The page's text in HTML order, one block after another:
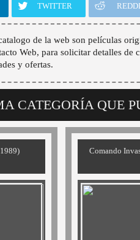
TWITTER
de la web son películas
Web, para solicitar detalles de
y ofertas.
CATEGORÍA QUE
Comando